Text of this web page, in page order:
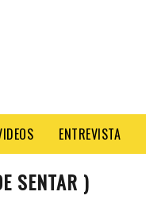
ENTREVISTA
SENTAR )